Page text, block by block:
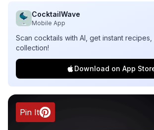
CocktailWave
Mobile App
Scan cocktails with AI, get instant
collection!
Download on App
Pin It